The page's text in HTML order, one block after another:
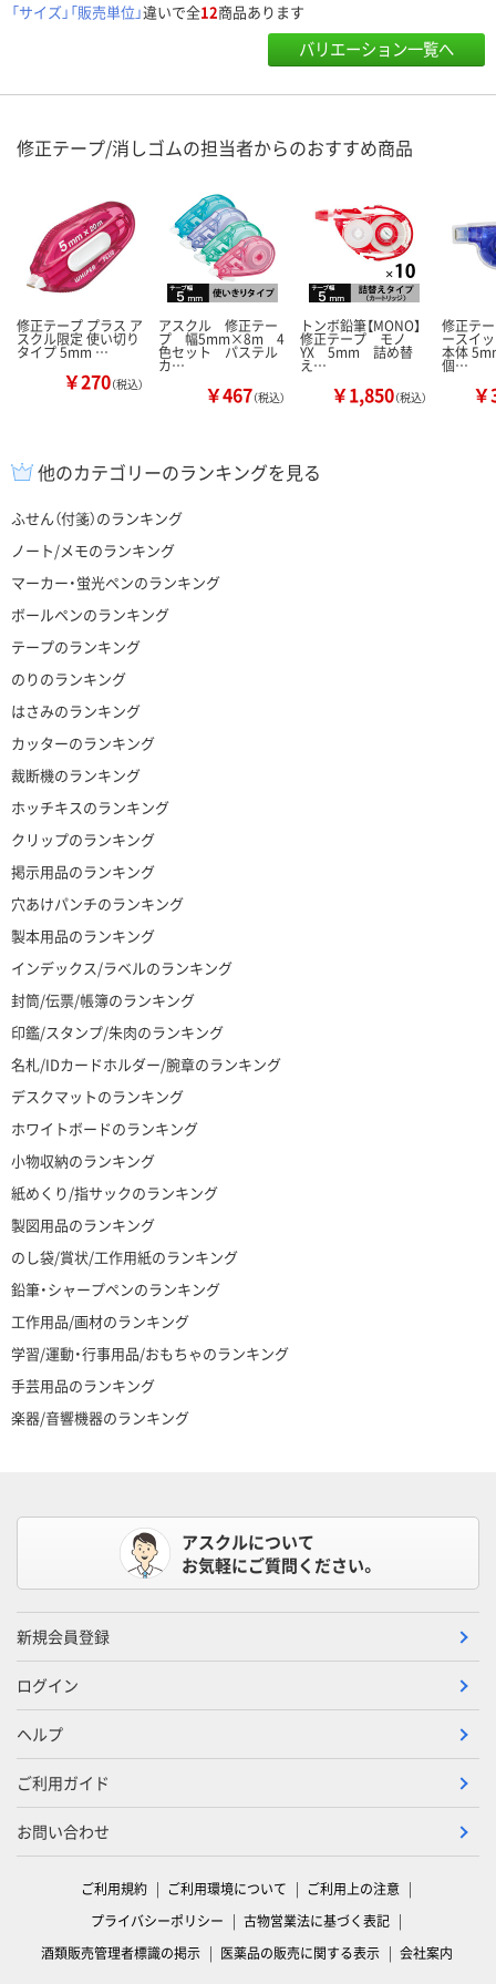
「サイズ」「販売単位」違いで全12商品あります
バリエーション一覧へ
修正テープ/消しゴムの担当者からのおすすめ商品
修正テープ プラス ア
スクル限定 使い切り
タイプ 5mm …
￥270（税込）
アスクル 修正テー
プ 幅5mm×8m 4
色セット パステル
カ…
￥467（税込）
トンボ鉛筆【MONO】
修正テープ モノ
YX 5mm 詰め替
え…
￥1,850（税込）
修正テ
ースイ
本体
個…
他のカテゴリーのランキングを見る
ふせん（付箋）のランキング
ノート/メモのランキング
マーカー・蛍光ペンのランキング
ボールペンのランキング
テープのランキング
のりのランキング
はさみのランキング
カッターのランキング
裁断機のランキング
ホッチキスのランキング
クリップのランキング
掲示用品のランキング
穴あけパンチのランキング
製本用品のランキング
インデックス/ラベルのランキング
封筒/伝票/帳簿のランキング
印鑑/スタンプ/朱肉のランキング
名札/IDカードホルダー/腕章のランキング
デスクマットのランキング
ホワイトボードのランキング
小物収納のランキング
紙めくり/指サックのランキング
製図用品のランキング
のし袋/賞状/工作用紙のランキング
鉛筆・シャープペンのランキング
工作用品/画材のランキング
学習/運動・行事用品/おもちゃのランキング
手芸用品のランキング
楽器/音響機器のランキング
アスクルについて
お気軽にご質問ください。
新規会員登録
ログイン
ヘルプ
ご利用ガイド
お問い合わせ
ご利用規約 ご利用環境について
ご利用上の注意
プライバシーポリシー
古物営業法に基づく表記
酒類販売管理者標識の掲示
医薬品の販売に関する表示 会社案内